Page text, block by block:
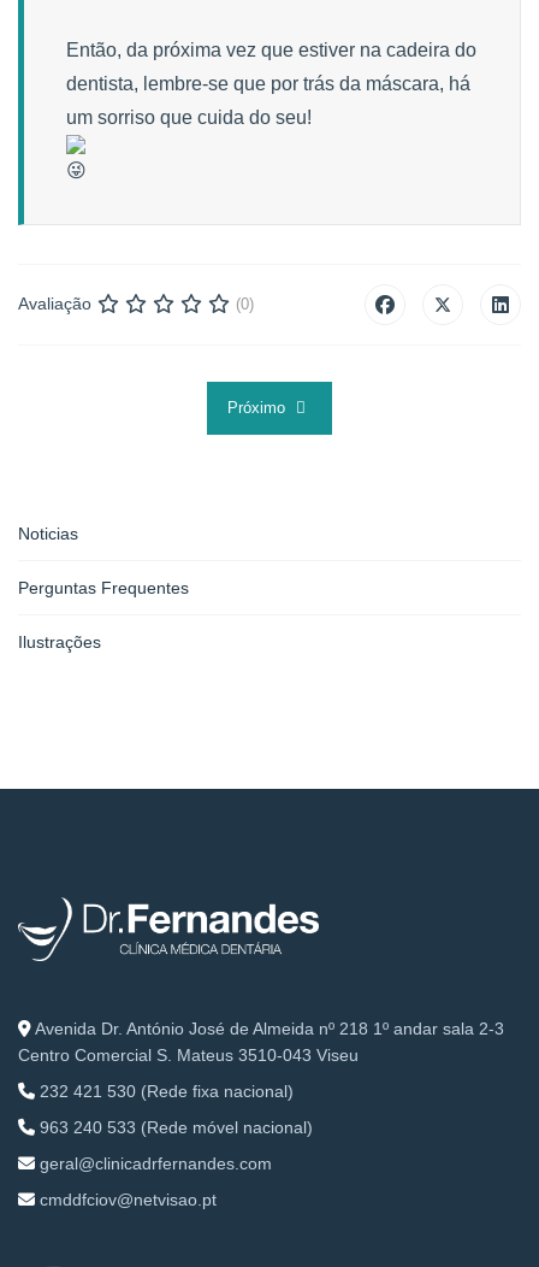
Então, da próxima vez que estiver na cadeira do
dentista, lembre-se que por trás da máscara, há
um sorriso que cuida do seu!
Avaliação (0)
Next article: Acorde vizinho já me está a
Próximo
Noticias
Perguntas Frequentes
Ilustrações
Avenida Dr. António José de Almeida nº 218 1º andar sala 2-3
Centro Comercial S. Mateus 3510-043 Viseu
232 421 530 (Rede fixa nacional)
963 240 533 (Rede móvel nacional)
geral@clinicadrfernandes.com
cmddfciov@netvisao.pt